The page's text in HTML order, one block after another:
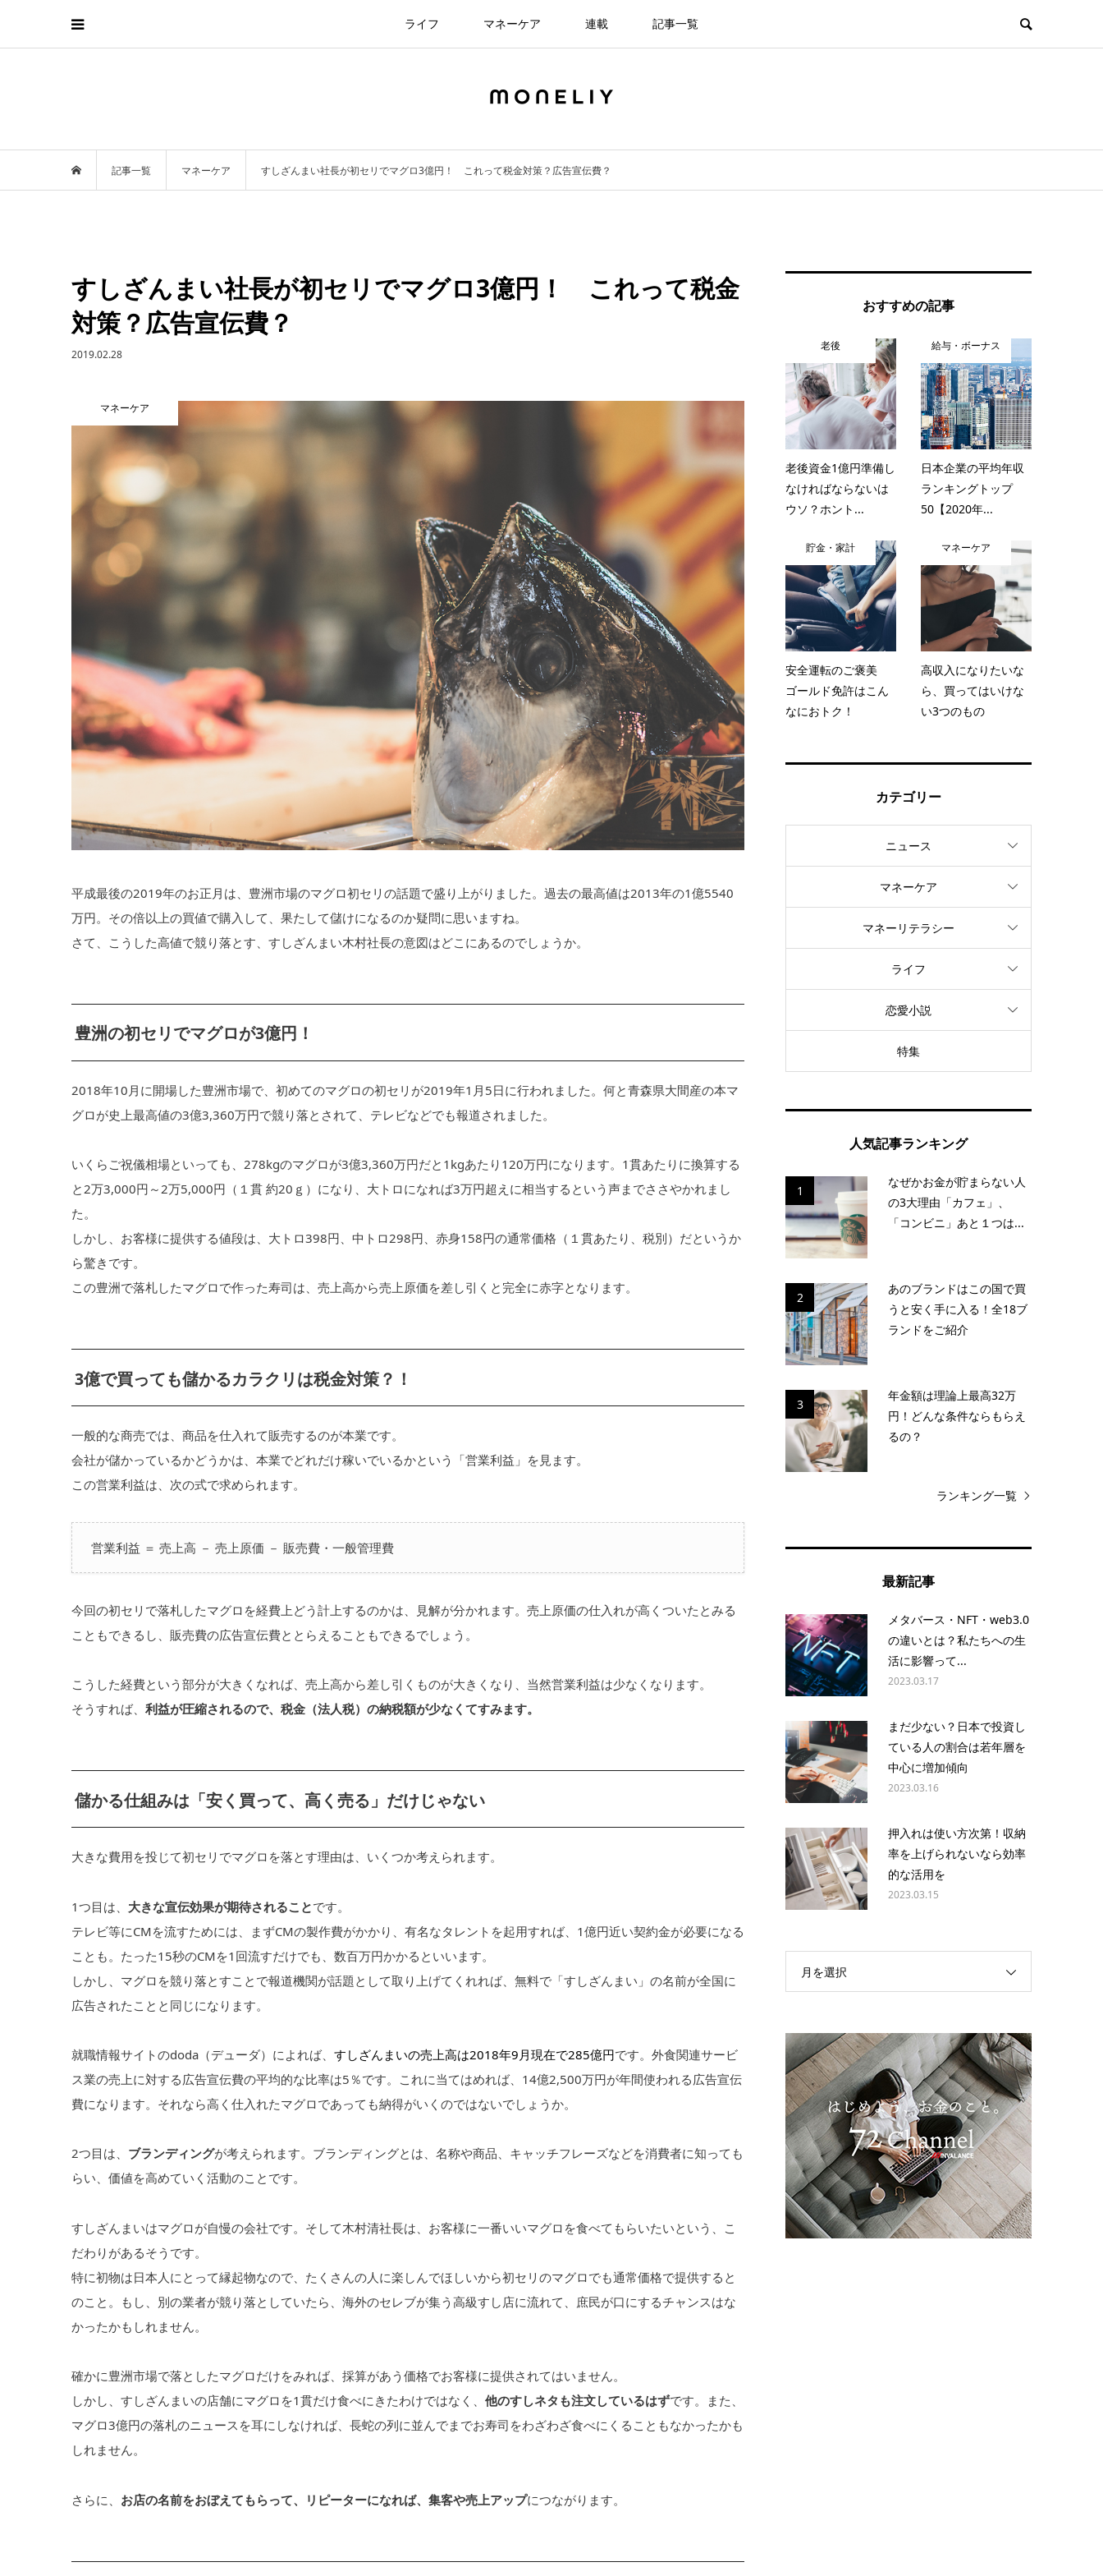
ライフ マネーケア 連載 記事一覧
記事一覧 マネーケア すしざんまい社長が初セリでマグロ3億円！ これって税金対策？広告宣伝費？
すしざんまい社長が初セリでマグロ3億円！ これって税金
対策？広告宣伝費？
2019.02.28
マネーケア
平成最後の2019年のお正月は、豊洲市場のマグロ初セリの話題で盛り上がりました。過去の最高値は2013年の1億5540
万円。その倍以上の買値で購入して、果たして儲けになるのか疑問に思いますね。
さて、こうした高値で競り落とす、すしざんまい木村社長の意図はどこにあるのでしょうか。
豊洲の初セリでマグロが3億円！
2018年10月に開場した豊洲市場で、初めてのマグロの初セリが2019年1月5日に行われました。何と青森県大間産の本マ
グロが史上最高値の3億3,360万円で競り落とされて、テレビなどでも報道されました。
いくらご祝儀相場といっても、278kgのマグロが3億3,360万円だと1kgあたり120万円になります。1貫あたりに換算する
と2万3,000円～2万5,000円（１貫 約20ｇ）になり、大トロになれば3万円超えに相当するという声までささやかれまし
た。
しかし、お客様に提供する値段は、大トロ398円、中トロ298円、赤身158円の通常価格（１貫あたり、税別）だというか
ら驚きです。
この豊洲で落札したマグロで作った寿司は、売上高から売上原価を差し引くと完全に赤字となります。
3億で買っても儲かるカラクリは税金対策？！
一般的な商売では、商品を仕入れて販売するのが本業です。
会社が儲かっているかどうかは、本業でどれだけ稼いでいるかという「営業利益」を見ます。
この営業利益は、次の式で求められます。
営業利益 ＝ 売上高 － 売上原価 － 販売費・一般管理費
今回の初セリで落札したマグロを経費上どう計上するのかは、見解が分かれます。売上原価の仕入れが高くついたとみる
こともできるし、販売費の広告宣伝費ととらえることもできるでしょう。
こうした経費という部分が大きくなれば、売上高から差し引くものが大きくなり、当然営業利益は少なくなります。
そうすれば、 利益が圧縮されるので、税金（法人税）の納税額が少なくてすみます。
儲かる仕組みは「安く買って、高く売る」だけじゃない
大きな費用を投じて初セリでマグロを落とす理由は、いくつか考えられます。
1つ目は、 大きな宣伝効果が期待されることです。
テレビ等にCMを流すためには、まずCMの製作費がかかり、有名なタレントを起用すれば、1億円近い契約金が必要になる
ことも。たった15秒のCMを1回流すだけでも、数百万円かかるといいます。
しかし、マグロを競り落とすことで報道機関が話題として取り上げてくれれば、無料で「すしざんまい」の名前が全国に
広告されたことと同じになります。
就職情報サイトのdoda（デューダ）によれば、 すしざんまいの売上高は2018年9月現在で285億円です。外食関連サービ
ス業の売上に対する広告宣伝費の平均的な比率は5％です。これに当てはめれば、14億2,500万円が年間使われる広告宣伝
費になります。それなら高く仕入れたマグロであっても納得がいくのではないでしょうか。
2つ目は、 ブランディングが考えられます。ブランディングとは、名称や商品、キャッチフレーズなどを消費者に知っても
らい、価値を高めていく活動のことです。
すしざんまいはマグロが自慢の会社です。そして木村清社長は、お客様に一番いいマグロを食べてもらいたいという、こ
だわりがあるそうです。
特に初物は日本人にとって縁起物なので、たくさんの人に楽しんでほしいから初セリのマグロでも通常価格で提供すると
のこと。もし、別の業者が競り落としていたら、海外のセレブが集う高級すし店に流れて、庶民が口にするチャンスはな
かったかもしれません。
確かに豊洲市場で落としたマグロだけをみれば、採算があう価格でお客様に提供されてはいません。
しかし、すしざんまいの店舗にマグロを1貫だけ食べにきたわけではなく、 他のすしネタも注文しているはずです。また、
マグロ3億円の落札のニュースを耳にしなければ、長蛇の列に並んでまでお寿司をわざわざ食べにくることもなかったかも
しれません。
さらに、 お店の名前をおぼえてもらって、リピーターになれば、集客や売上アップにつながります。
おすすめの記事
老後
老後資金1億円準備し
なければならないは
ウソ？ホント...
給与・ボーナス
日本企業の平均年収
ランキングトップ
50【2020年...
貯金・家計
安全運転のご褒美
ゴールド免許はこん
なにおトク！
マネーケア
高収入になりたいな
ら、買ってはいけな
い3つのもの
カテゴリー
ニュース
マネーケア
マネーリテラシー
ライフ
恋愛小説
特集
人気記事ランキング
1
なぜかお金が貯まらない人
の3大理由「カフェ」、
「コンビニ」あと１つは...
2
あのブランドはこの国で買
うと安く手に入る！全18ブ
ランドをご紹介
3
年金額は理論上最高32万
円！どんな条件ならもらえ
るの？
ランキング一覧
最新記事
メタバース・NFT・web3.0
の違いとは？私たちへの生
活に影響って...
2023.03.17
まだ少ない？日本で投資し
ている人の割合は若年層を
中心に増加傾向
2023.03.16
押入れは使い方次第！収納
率を上げられないなら効率
的な活用を
2023.03.15
月を選択